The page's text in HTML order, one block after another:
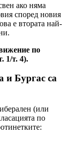
ако няма
според новия
е втората най-
по
1/т. 4).
и Бургас са
(или
по